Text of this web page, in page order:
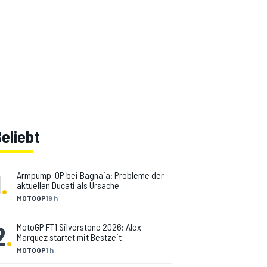
. MOTOGP19 h
Armpump-OP bei Bagnaia: Probleme der
aktuellen Ducati als Ursache
. MOTOGP1 h
MotoGP FT1 Silverstone 2026: Alex
Marquez startet mit Bestzeit